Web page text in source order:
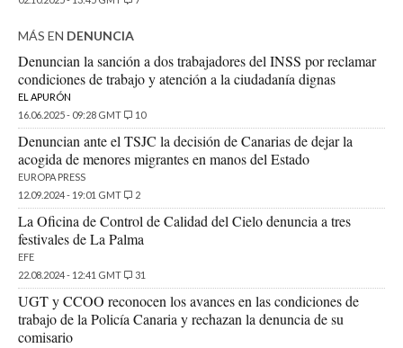
MÁS EN DENUNCIA
Denuncian la sanción a dos trabajadores del INSS por reclamar
condiciones de trabajo y atención a la ciudadanía dignas
EL APURÓN
16.06.2025 - 09:28 GMT
10
Denuncian ante el TSJC la decisión de Canarias de dejar la
acogida de menores migrantes en manos del Estado
EUROPA PRESS
12.09.2024 - 19:01 GMT
2
La Oficina de Control de Calidad del Cielo denuncia a tres
festivales de La Palma
EFE
22.08.2024 - 12:41 GMT
31
UGT y CCOO reconocen los avances en las condiciones de
trabajo de la Policía Canaria y rechazan la denuncia de su
comisario